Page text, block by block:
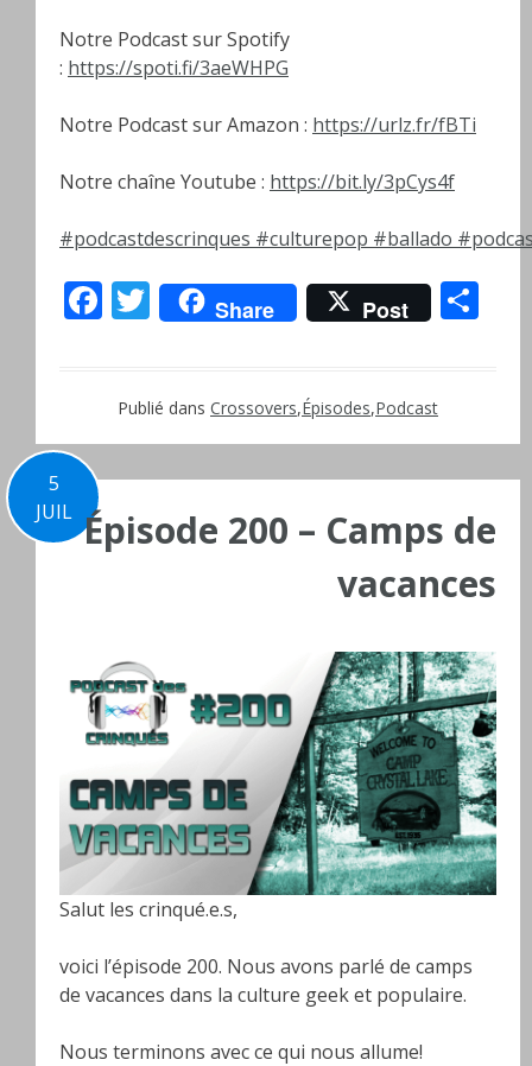
Notre Podcast sur Spotify
: https://spoti.fi/3aeWHPG
Notre Podcast sur Amazon : https://urlz.fr/fBTi
Notre chaîne Youtube : https://bit.ly/3pCys4f
#podcastdescrinques #culturepop #ballado
Facebook
Twitter
Share Post
Publié dans Crossovers,Épisodes,Podcast
5
JUIL Épisode 200 – Camps de
vacances
Salut les crinqué.e.s,
voici l’épisode 200. Nous avons parlé de camps
de vacances dans la culture geek et populaire.
Nous terminons avec ce qui nous allume!